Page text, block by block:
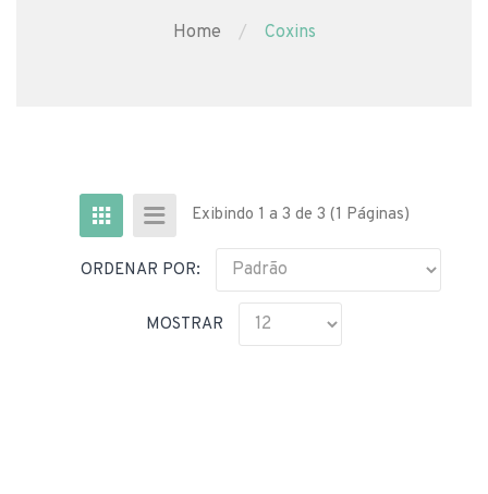
Home Coxins
Exibindo 1 a 3 de 3 (1 Páginas)
ORDENAR POR:
MOSTRAR